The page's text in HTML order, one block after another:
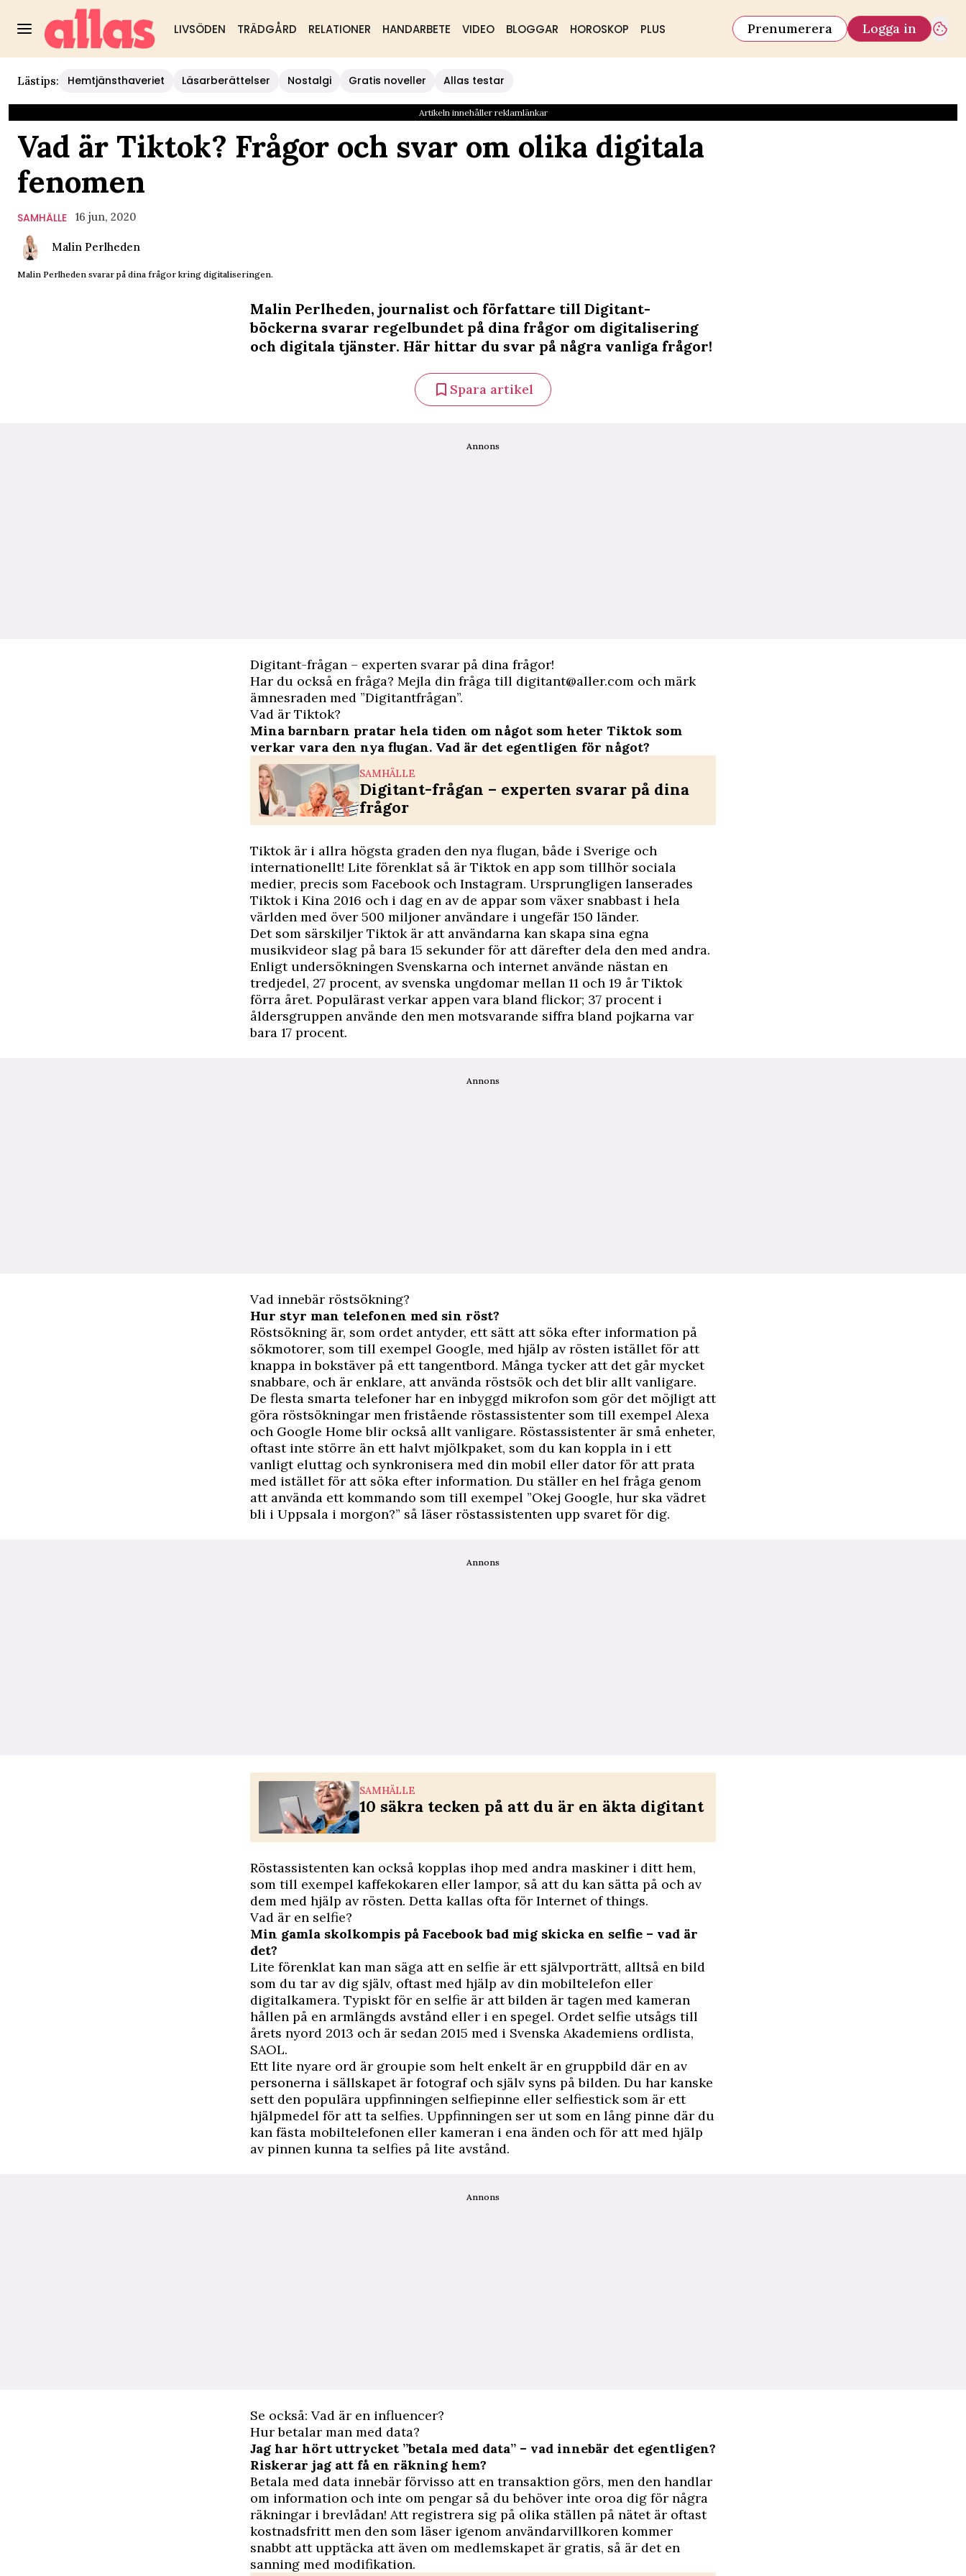
LIVSÖDEN TRÄDGÅRD RELATIONER HANDARBETE VIDEO BLOGGAR HOROSKOP PLUS Prenumerera Logga in
Lästips: Hemtjänsthaveriet Läsarberättelser Nostalgi Gratis noveller Allas testar
Artikeln innehåller reklamlänkar
Vad är Tiktok? Frågor och svar om olika digitala
fenomen
SAMHÄLLE 16 jun, 2020
Malin Perlheden
Malin Perlheden svarar på dina frågor kring digitaliseringen.
Malin Perlheden, journalist och författare till Digitant-
böckerna svarar regelbundet på dina frågor om digitalisering
och digitala tjänster. Här hittar du svar på några vanliga frågor!
Spara artikel
Annons
Digitant-frågan – experten svarar på dina frågor!
Har du också en fråga? Mejla din fråga till digitant@aller.com och märk
ämnesraden med ”Digitantfrågan”.
Vad är Tiktok?
Mina barnbarn pratar hela tiden om något som heter Tiktok som
verkar vara den nya flugan. Vad är det egentligen för något?
SAMHÄLLE
Digitant-frågan – experten svarar på dina
frågor
Tiktok är i allra högsta graden den nya flugan, både i Sverige och
internationellt! Lite förenklat så är Tiktok en app som tillhör sociala
medier, precis som Facebook och Instagram. Ursprungligen lanserades
Tiktok i Kina 2016 och i dag en av de appar som växer snabbast i hela
världen med över 500 miljoner användare i ungefär 150 länder.
Det som särskiljer Tiktok är att användarna kan skapa sina egna
musikvideor slag på bara 15 sekunder för att därefter dela den med andra.
Enligt undersökningen Svenskarna och internet använde nästan en
tredjedel, 27 procent, av svenska ungdomar mellan 11 och 19 år Tiktok
förra året. Populärast verkar appen vara bland flickor; 37 procent i
åldersgruppen använde den men motsvarande siffra bland pojkarna var
bara 17 procent.
Annons
Vad innebär röstsökning?
Hur styr man telefonen med sin röst?
Röstsökning är, som ordet antyder, ett sätt att söka efter information på
sökmotorer, som till exempel Google, med hjälp av rösten istället för att
knappa in bokstäver på ett tangentbord. Många tycker att det går mycket
snabbare, och är enklare, att använda röstsök och det blir allt vanligare.
De flesta smarta telefoner har en inbyggd mikrofon som gör det möjligt att
göra röstsökningar men fristående röstassistenter som till exempel Alexa
och Google Home blir också allt vanligare. Röstassistenter är små enheter,
oftast inte större än ett halvt mjölkpaket, som du kan koppla in i ett
vanligt eluttag och synkronisera med din mobil eller dator för att prata
med istället för att söka efter information. Du ställer en hel fråga genom
att använda ett kommando som till exempel ”Okej Google, hur ska vädret
bli i Uppsala i morgon?” så läser röstassistenten upp svaret för dig.
Annons
SAMHÄLLE
10 säkra tecken på att du är en äkta digitant
Röstassistenten kan också kopplas ihop med andra maskiner i ditt hem,
som till exempel kaffekokaren eller lampor, så att du kan sätta på och av
dem med hjälp av rösten. Detta kallas ofta för Internet of things.
Vad är en selfie?
Min gamla skolkompis på Facebook bad mig skicka en selfie – vad är
det?
Lite förenklat kan man säga att en selfie är ett självporträtt, alltså en bild
som du tar av dig själv, oftast med hjälp av din mobiltelefon eller
digitalkamera. Typiskt för en selfie är att bilden är tagen med kameran
hållen på en armlängds avstånd eller i en spegel. Ordet selfie utsågs till
årets nyord 2013 och är sedan 2015 med i Svenska Akademiens ordlista,
SAOL.
Ett lite nyare ord är groupie som helt enkelt är en gruppbild där en av
personerna i sällskapet är fotograf och själv syns på bilden. Du har kanske
sett den populära uppfinningen selfiepinne eller selfiestick som är ett
hjälpmedel för att ta selfies. Uppfinningen ser ut som en lång pinne där du
kan fästa mobiltelefonen eller kameran i ena änden och för att med hjälp
av pinnen kunna ta selfies på lite avstånd.
Annons
Se också: Vad är en influencer?
Hur betalar man med data?
Jag har hört uttrycket ”betala med data” – vad innebär det egentligen?
Riskerar jag att få en räkning hem?
Betala med data innebär förvisso att en transaktion görs, men den handlar
om information och inte om pengar så du behöver inte oroa dig för några
räkningar i brevlådan! Att registrera sig på olika ställen på nätet är oftast
kostnadsfritt men den som läser igenom användarvillkoren kommer
snabbt att upptäcka att även om medlemskapet är gratis, så är det en
sanning med modifikation.